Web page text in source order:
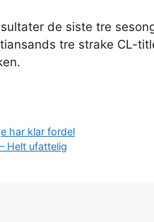
de siste tre
tre strake CL-
har klar fordel
Helt ufattelig